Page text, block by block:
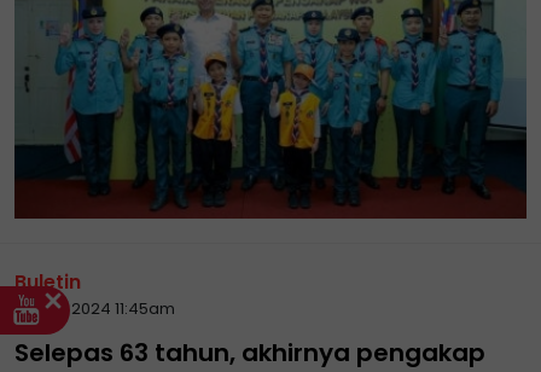
Buletin
29 Mar 2024 11:45am
Selepas 63 tahun, akhirnya pengakap